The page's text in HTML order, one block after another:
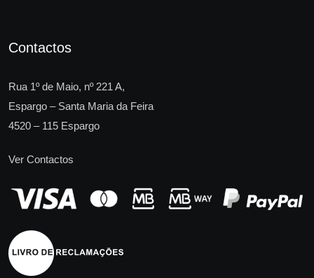
Contactos
Rua 1º de Maio, nº 221 A,
Espargo – Santa Maria da Feira
4520 – 115 Espargo
Ver Contactos